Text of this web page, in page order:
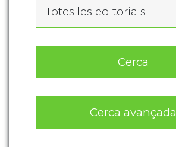
Totes les editorials
Cerca
Cerca avançada